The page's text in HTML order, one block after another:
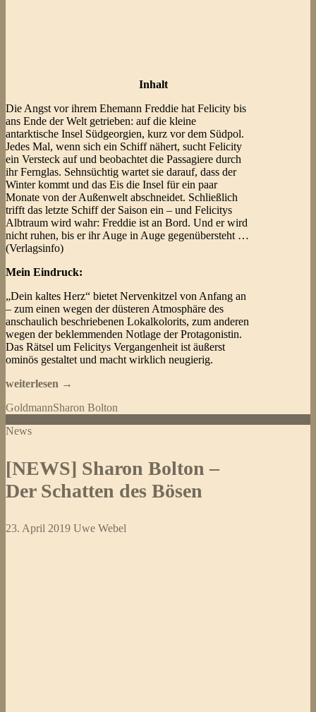
Inhalt
Die Angst vor ihrem Ehemann Freddie hat Felicity bis
ans Ende der Welt getrieben: auf die kleine
antarktische Insel Südgeorgien, kurz vor dem Südpol.
Jedes Mal, wenn sich ein Schiff nähert, sucht Felicity
ein Versteck auf und beobachtet die Passagiere durch
ihr Fernglas. Sehnsüchtig wartet sie darauf, dass der
Winter kommt und das Eis die Insel für ein paar
Monate von der Außenwelt abschneidet. Schließlich
trifft das letzte Schiff der Saison ein – und Felicitys
Albtraum wird wahr: Freddie ist an Bord. Und er wird
nicht ruhen, bis er ihr Auge in Auge gegenübersteht …
(Verlagsinfo)
Mein Eindruck:
„Dein kaltes Herz“ bietet Nervenkitzel von Anfang an
– zum einen wegen der düsteren Atmosphäre des
anschaulich beschriebenen Lokalkolorits, zum anderen
wegen der beklemmenden Notlage der Protagonistin.
Das Rätsel um Felicitys Vergangenheit ist äußerst
ominös gestaltet und macht wirklich neugierig.
Sharon
–
kaltes
weiterlesen →
GoldmannSharon Bolton
News
[NEWS] Sharon Bolton –
Der Schatten des Bösen
23. April 2019 Uwe Webel